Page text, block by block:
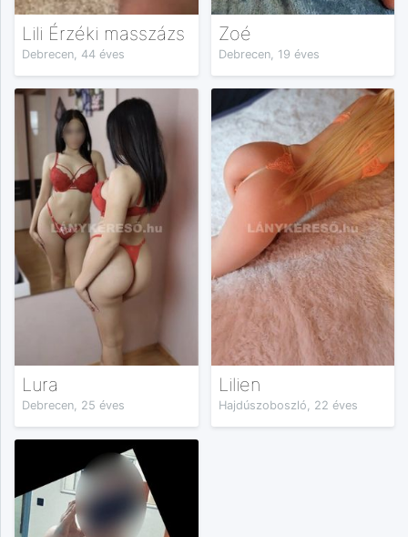
Lili Érzéki masszázs
Debrecen, 44 éves
Zoé
Debrecen, 19 éves
Lura
Debrecen, 25 éves
Lilien
Hajdúszoboszló, 22 éves